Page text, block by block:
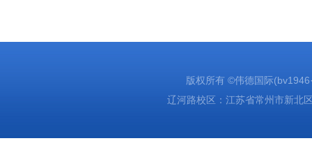
版权所有 ©伟德国际
辽河路校区：江苏省常州市新北